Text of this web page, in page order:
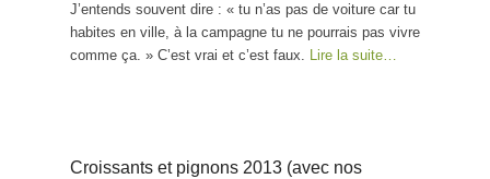
J’entends souvent dire : « tu n’as pas de voiture car tu
habites en ville, à la campagne tu ne pourrais pas vivre
comme ça. » C’est vrai et c’est faux. Lire la suite…
Croissants et pignons 2013 (avec nos